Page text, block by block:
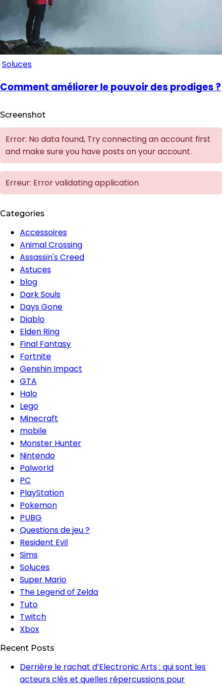
Soluces
Comment améliorer le pouvoir des prodiges ?
Screenshot
Error: No data found, Try connecting an account first
and make sure you have posts on your account.
Erreur: Error validating application
Categories
Accessoires
Animal Crossing
Assassin's Creed
Astuces
blog
Dark Souls
Days Gone
Diablo
Elden Ring
Final Fantasy
Fortnite
Genshin Impact
GTA
Halo
Lego
Minecraft
mobile
Monster Hunter
Nintendo
Palworld
PC
PlayStation
Pokemon
PUBG
Questions de jeu ?
Resident Evil
Sims
Soluces
Super Mario
The Legend of Zelda
Tuto
Twitch
Xbox
Recent Posts
Derrière le rachat d’Electronic Arts : qui sont les
acteurs clés et quelles répercussions pour